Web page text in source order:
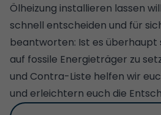
Ölheizung installieren lassen
schnell entscheiden und für
beantworten: Ist es überhaupt
auf fossile Energieträger zu
und Contra-Liste helfen wir
und erleichtern euch die